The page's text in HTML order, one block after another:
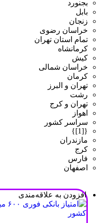
بجنورد
بابل
زنجان
خراسان رضوی
تمام استان تهران
کرمانشاه
کیش
خراسان شمالی
کرمان
تهران و البرز
رشت
تهران و کرج
اهواز
سراسر کشور
{[1]}
مازندران
کرج
فارس
اصفهان
افزودن به علاقه‌مندی